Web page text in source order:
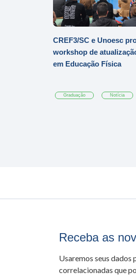
CREF3/SC e Unoesc
workshop de
em Educação Física
Graduação Notícia
Receba as
Usaremos seus
correlacionadas que